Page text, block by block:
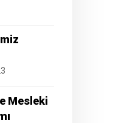
Mesleki